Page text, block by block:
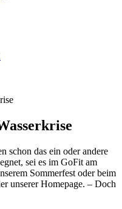
schon das ein oder andere
sei es im GoFit am
Sommerfest oder beim
unserer Homepage. – Doch